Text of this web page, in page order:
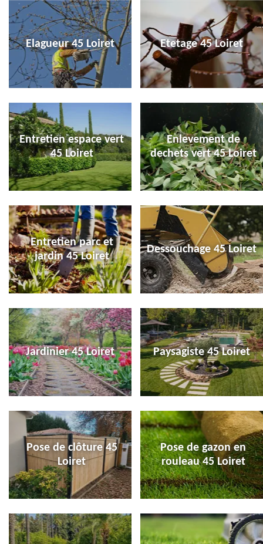
Elagueur 45 Loiret Etetage 45 Loiret
Entretien espace vert
45 Loiret
Enlevement de
dechets vert 45 Loiret
Entretien parc et
jardin 45 Loiret
Dessouchage 45 Loiret
Jardinier 45 Loiret Paysagiste 45 Loiret
Pose de clôture 45
Loiret
Pose de gazon en
rouleau 45 Loiret